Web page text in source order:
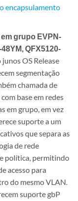
encapsulamento
grupo EVPN-
QFX5120-
OS Release
segmentação
chamada de
base em redes
em grupo, em vez
suporte a um
que separa as
de rede
política, permitindo
acesso para
do mesmo VLAN.
suporte gbP